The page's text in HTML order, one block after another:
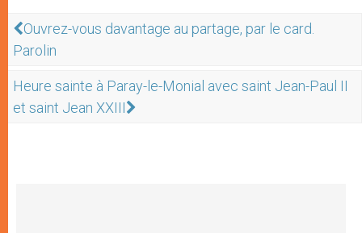
Ouvrez-vous davantage au partage, par le card.
Parolin
Heure sainte à Paray-le-Monial avec saint Jean-Paul II
et saint Jean XXIII